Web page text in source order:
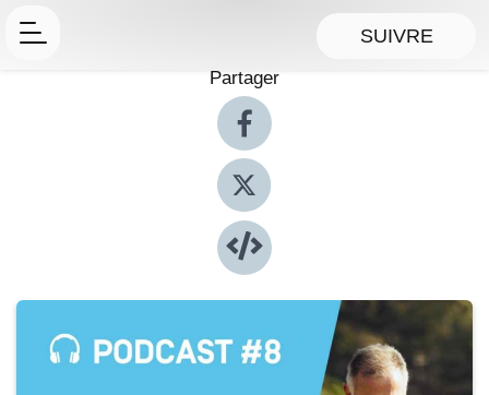
SUIVRE
Partager